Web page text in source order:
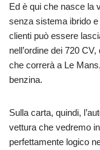
Ed è qui che nasce la
senza sistema ibrido
clienti può essere
nell’ordine dei 720
che correrà a Le
benzina.
Sulla carta, quindi,
vettura che vedremo
perfettamente logico